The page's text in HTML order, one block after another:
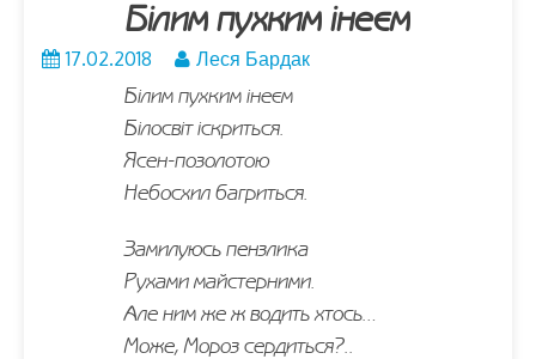
Білим пухким інеєм
17.02.2018 Леся Бардак
Білим пухким інеєм
Білосвіт іскриться.
Ясен-позолотою
Небосхил багриться.
Замилуюсь пензлика
Рухами майстерними.
Але ним же ж водить хтось…
Може, Мороз сердиться?..